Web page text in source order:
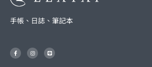
手帳、日誌、筆記本
F
a
c
I
n
s
L
i
n